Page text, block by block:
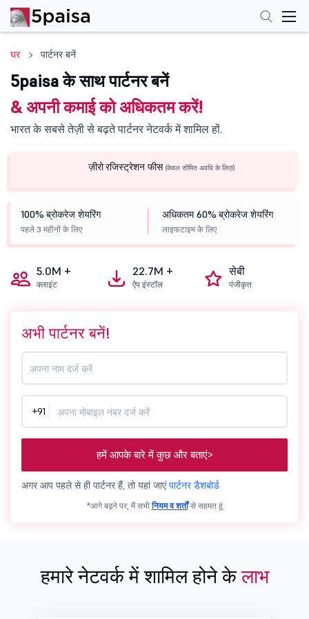
घर पार्टनर बनें
5paisa के साथ पार्टनर बनें
& अपनी कमाई को अधिकतम करें!
भारत के सबसे तेज़ी से बढ़ते पार्टनर नेटवर्क में शामिल हों.
ज़ीरोरजिस्ट्रेशन फीस(केवल सीमित अवधि के लिए!)
100% ब्रोकरेज शेयरिंग
पहले 3 महीनों के लिए
अधिकतम60% ब्रोकरेज शेयरिंग
लाइफटाइम के लिए
5.0M +
क्लाइंट
22.7M +
ऐप इंस्टॉल
सेबी
पंजीकृत
अभी पार्टनर बनें!
+91
हमें आपके बारे में कुछ और बताएं>
अगर आप पहले से ही पार्टनर हैं, तो यहां जाएंपार्टनर डैशबोर्ड
*आगे बढ़ने पर, मैं सभीनियम व शर्तोंसे सहमत हूं
हमारे नेटवर्क में शामिल होने केलाभ